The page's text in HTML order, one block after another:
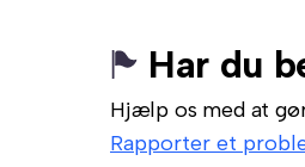
Har du
Hjælp os med at
Rapporter et